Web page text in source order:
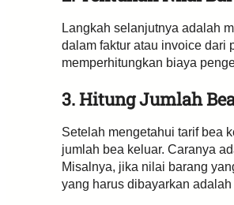
Langkah selanjutnya adalah
dalam faktur atau invoice dari
memperhitungkan biaya
3. Hitung Jumlah
Setelah mengetahui tarif bea
jumlah bea keluar. Caranya
Misalnya, jika nilai barang
yang harus dibayarkan adalah